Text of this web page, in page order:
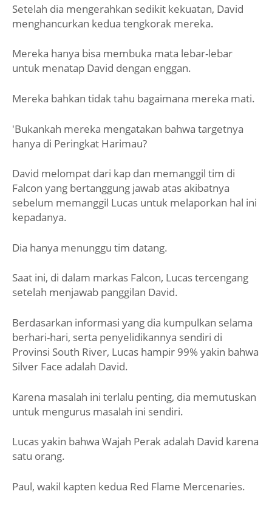
Setelah dia mengerahkan sedikit kekuatan, David
menghancurkan kedua tengkorak mereka.
Mereka hanya bisa membuka mata lebar-lebar
untuk menatap David dengan enggan.
Mereka bahkan tidak tahu bagaimana mereka mati.
'Bukankah mereka mengatakan bahwa targetnya
hanya di Peringkat Harimau?
David melompat dari kap dan memanggil tim di
Falcon yang bertanggung jawab atas akibatnya
sebelum memanggil Lucas untuk melaporkan hal ini
kepadanya.
Dia hanya menunggu tim datang.
Saat ini, di dalam markas Falcon, Lucas tercengang
setelah menjawab panggilan David.
Berdasarkan informasi yang dia kumpulkan selama
berhari-hari, serta penyelidikannya sendiri di
Provinsi South River, Lucas hampir 99% yakin bahwa
Silver Face adalah David.
Karena masalah ini terlalu penting, dia memutuskan
untuk mengurus masalah ini sendiri.
Lucas yakin bahwa Wajah Perak adalah David karena
satu orang.
Paul, wakil kapten kedua Red Flame Mercenaries.